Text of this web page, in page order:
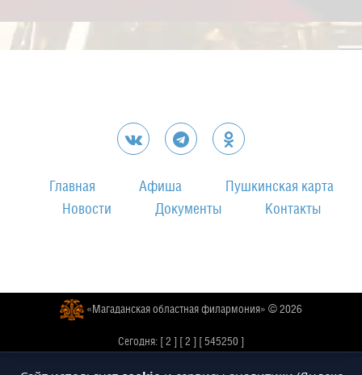
Главная Афиша
Пушкинская карта
Новости
Документы Контакты
«Магаданская областная филармония» © 2026
Сегодня: [ 2 ] [ 2 ] [ 545250 ]